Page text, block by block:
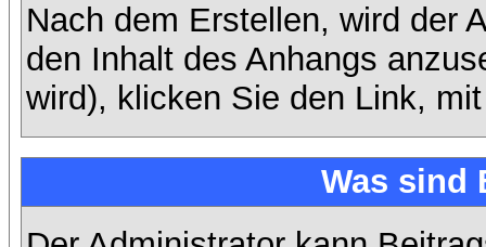
Nach dem Erstellen, wird der
den Inhalt des Anhangs
wird), klicken Sie den Link,
Was sind